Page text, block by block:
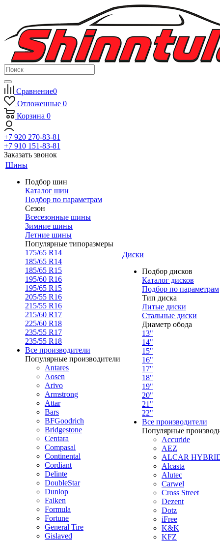
Сравнение0
Отложенные 0
Корзина 0
+7 920 270-83-81
+7 910 151-83-81
Заказать звонок
Шины
Подбор шин
Каталог шин
Подбор по параметрам
Сезон
Всесезонные шины
Зимние шины
Летние шины
Популярные типоразмеры
175/65 R14
185/65 R14
185/65 R15
195/60 R16
195/65 R15
205/55 R16
215/55 R16
215/60 R17
225/60 R18
235/55 R17
235/55 R18
Все производители
Популярные производители
Antares
Aosen
Arivo
Armstrong
Attar
Bars
BFGoodrich
Bridgestone
Centara
Compasal
Continental
Cordiant
Delinte
DoubleStar
Dunlop
Falken
Formula
Fortune
General Tire
Gislaved
Диски
Подбор дисков
Каталог дисков
Подбор по параметрам
Тип диска
Литые диски
Стальные диски
Диаметр обода
13"
14"
15"
16"
17"
18"
19"
20"
21"
22"
Все производители
Популярные
Accuride
AEZ
ALCAR
Alcasta
Alutec
Carwel
Cross Street
Dezent
Dotz
iFree
K&K
KFZ